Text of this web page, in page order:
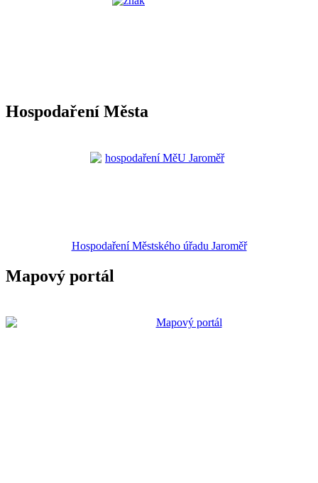
Hospodaření Města
Hospodaření Městského úřadu Jaroměř
Mapový portál